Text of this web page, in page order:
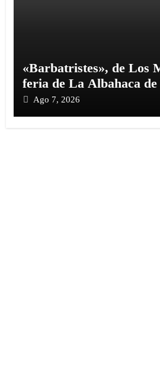
«Barbatristes», de Los
feria de La Albahaca de
Ago 7, 2026